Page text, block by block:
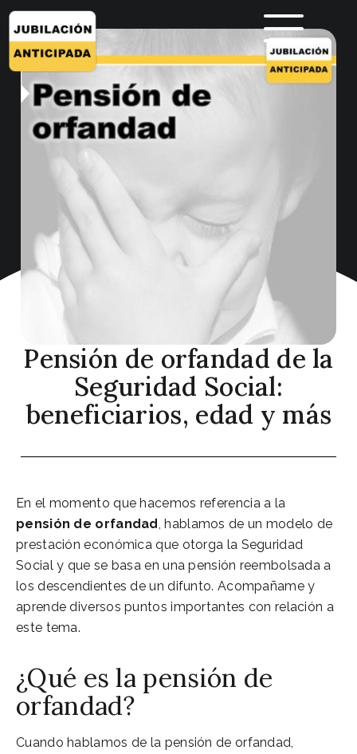
Pensión de orfandad de la
Seguridad Social:
beneficiarios, edad y más
En el momento que hacemos referencia a la
pensión de orfandad, hablamos de un modelo de
prestación económica que otorga la Seguridad
Social y que se basa en una pensión reembolsada a
los descendientes de un difunto. Acompañame y
aprende diversos puntos importantes con relación a
este tema.
¿Qué es la pensión de
orfandad?
Cuando hablamos de la pensión de orfandad,